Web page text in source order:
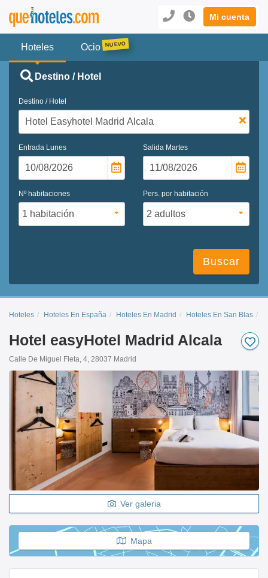
Mi cuenta
Hoteles Ocio
Destino / Hotel
Destino / Hotel
Entrada Lunes Salida Martes
Nº habitaciones Pers. por habitación
Buscar
Hoteles Hoteles En España Hoteles En Madrid Hoteles En San Blas
Hotel easyHotel Madrid Alcala
Calle De Miguel Fleta, 4, 28037 Madrid
Ver galeria
Mapa